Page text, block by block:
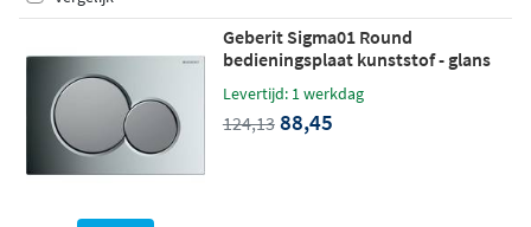
Geberit Sigma01 Round
bedieningsplaat kunststof - glans
chroom - knoppen mat-chroom
Levertijd: 1 werkdag
124,13 88,45